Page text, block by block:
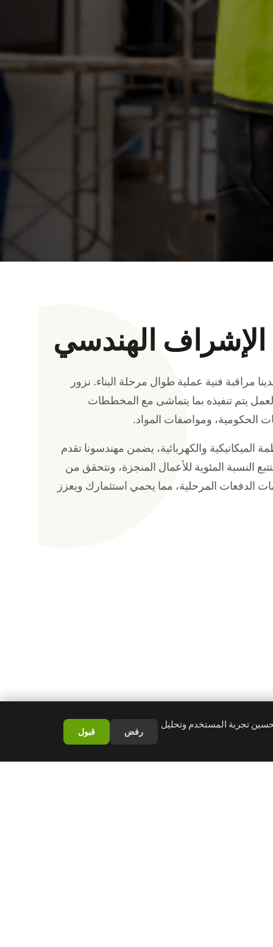
الإشراف الهندسي
مراقبة فنية عملية طوال مرحلة البناء. نزور
يتم تنفيذه بما يتماشى مع المخططات
الحكومية، ومواصفات المواد.
الميكانيكية والكهربائية، يضمن مهندسونا تقدم
النسبة المئوية للأعمال المنجزة، ونتحقق من
الدفعات المرحلية، مما يحمي استثمارك ويعزز
تجربة المستخدم وتحليل
رفض قبول